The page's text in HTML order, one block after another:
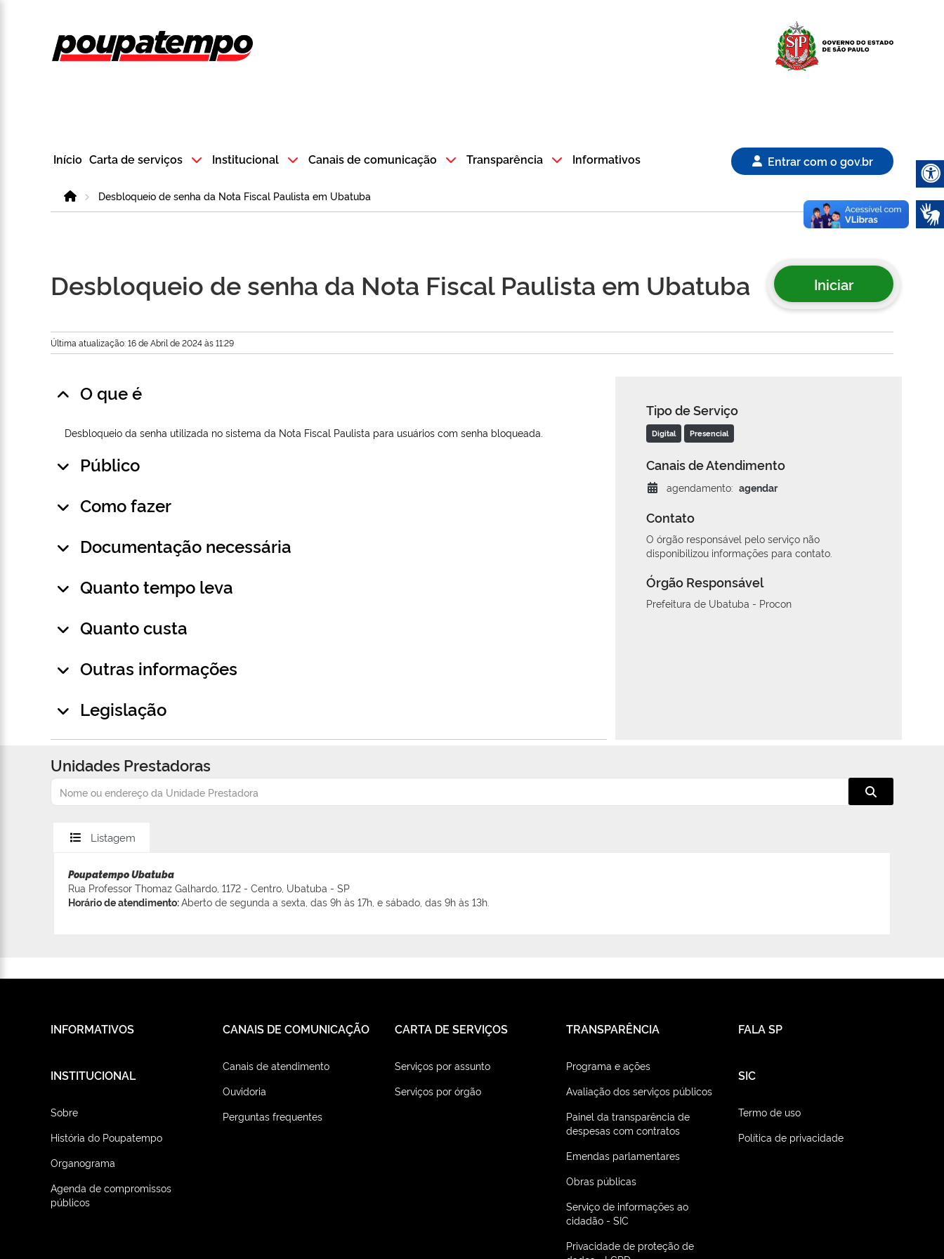
Logo do Poupatempo SP GOV BR direciona para a página inicial
Início Carta de serviços Institucional Canais de comunicação Transparência Informativos Entrar com o gov.br
HomeDesbloqueio de senha da Nota Fiscal Paulista em Ubatuba
Desbloqueio de senha da Nota Fiscal Paulista em Ubatuba Iniciar
Última atualização: 16 de Abril de 2024 às 11:29
O que é
Desbloqueio da senha utilizada no sistema da Nota Fiscal Paulista para usuários com senha bloqueada.
Público
Como fazer
Documentação necessária
Quanto tempo leva
Quanto custa
Outras informações
Legislação
Tipo de Serviço
Digital Presencial
Canais de Atendimento
agendamento: agendar
Contato
O órgão responsável pelo serviço não
disponibilizou informações para contato.
Órgão Responsável
Prefeitura de Ubatuba - Procon
Unidades Prestadoras
Listagem
Poupatempo Ubatuba
Rua Professor Thomaz Galhardo, 1172 - Centro, Ubatuba - SP
Horário de atendimento:Aberto de segunda a sexta, das 9h às 17h, e sábado, das 9h às 13h.
INFORMATIVOS CANAIS DE COMUNICAÇÃO
Canais de atendimento
Ouvidoria
Perguntas frequentes
CARTA DE SERVIÇOS
Serviços por assunto
Serviços por órgão
TRANSPARÊNCIA
Programa e ações
Avaliação dos serviços públicos
Painel da transparência de
despesas com contratos
Emendas parlamentares
Obras públicas
Serviço de informações ao
cidadão - SIC
Privacidade de proteção de
FALA SP
INSTITUCIONAL
Sobre
História do Poupatempo
Organograma
Agenda de compromissos
públicos
SIC
Termo de uso
Política de privacidade